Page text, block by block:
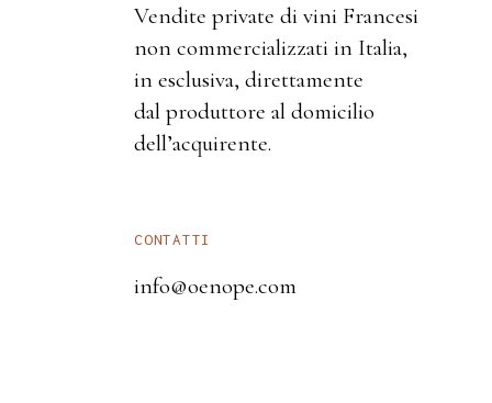
Vendite private di vini Francesi
non commercializzati in Italia,
in esclusiva, direttamente
dal produttore al domicilio
dell’acquirente.
CONTATTI
info@oenope.com